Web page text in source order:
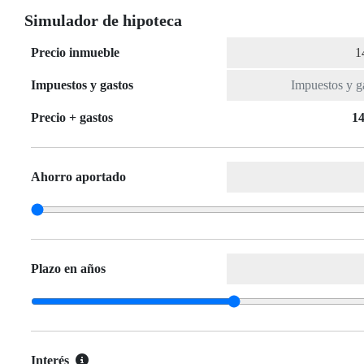
Simulador de hipoteca
Precio inmueble
Impuestos y gastos
Precio + gastos
Ahorro aportado
Plazo en años
Interés